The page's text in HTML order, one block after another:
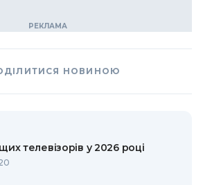
НОВИНОЮ
телевізорів у 2026 році